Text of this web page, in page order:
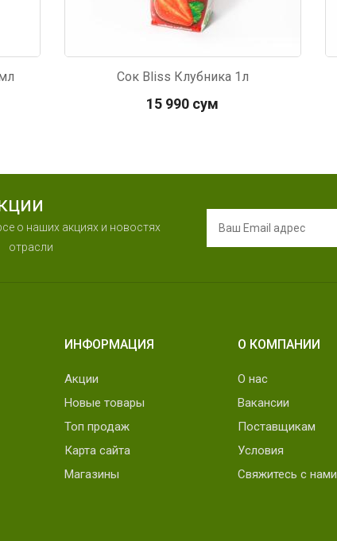
Сок Bliss Клубника 1л
15 990 сум
о наших акциях и новостях
отрасли
ИНФОРМАЦИЯ
Акции
Новые товары
Топ продаж
Карта сайта
Магазины
О КОМПАНИИ
О нас
Вакансии
Поставщикам
Условия
Свяжитесь с нами